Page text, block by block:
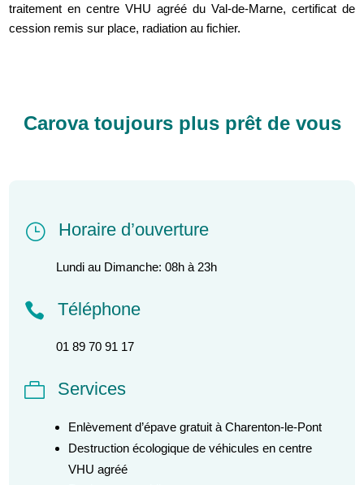
traitement en centre VHU agréé du Val-de-Marne, certificat de
cession remis sur place, radiation au fichier.
Carova toujours plus prêt de vous
} Horaire d’ouverture
Lundi au Dimanche: 08h à 23h
 Téléphone
01 89 70 91 17
 Services
Enlèvement d’épave gratuit à Charenton-le-Pont
Destruction écologique de véhicules en centre
VHU agréé